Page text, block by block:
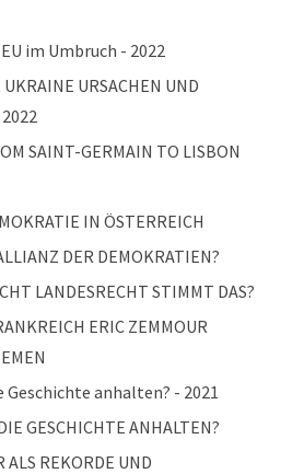
im Umbruch - 2022
URSACHEN UND
SAINT-GERMAIN TO LISBON
IN ÖSTERREICH
DER DEMOKRATIEN?
LANDESRECHT STIMMT DAS?
ERIC ZEMMOUR
Geschichte anhalten? - 2021
GESCHICHTE ANHALTEN?
ALS REKORDE UND